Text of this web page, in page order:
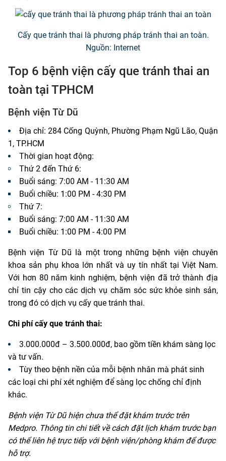
Cấy que tránh thai là phương pháp tránh thai an toàn.
Nguồn: Internet
Top 6 bệnh viện cấy que tránh thai an
toàn tại TPHCM
Bệnh viện Từ Dũ
Địa chỉ: 284 Cống Quỳnh, Phường Phạm Ngũ Lão, Quận
1, TP.HCM
Thời gian hoạt động:
Thứ 2 đến Thứ 6:
Buổi sáng: 7:00 AM - 11:30 AM
Buổi chiều: 1:00 PM - 4:30 PM
Thứ 7:
Buổi sáng: 7:00 AM - 11:30 AM
Buổi chiều: 1:00 PM - 4:00 PM
Bệnh viện Từ Dũ là một trong những bệnh viện chuyên
khoa sản phụ khoa lớn nhất và uy tín nhất tại Việt Nam.
Với hơn 80 năm kinh nghiệm, bệnh viện đã trở thành địa
chỉ tin cậy cho các dịch vụ chăm sóc sức khỏe sinh sản,
trong đó có dịch vụ cấy que tránh thai.
Chi phí cấy que tránh thai:
3.000.000đ – 3.500.000đ, bao gồm tiền khám sàng lọc
và tư vấn.
Tùy theo bệnh nền của mỗi bệnh nhân mà phát sinh
các loại chi phí xét nghiệm để sàng lọc chống chỉ định
khác.
Bệnh viện Từ Dũ hiện chưa thể đặt khám trước trên
Medpro. Thông tin chi tiết về cách đặt lịch khám trước bạn
có thể liên hệ trực tiếp với bệnh viện/phòng khám để được
hỗ trợ.